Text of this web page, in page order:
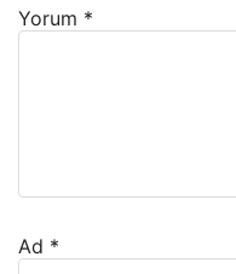
Yorum *
Ad *